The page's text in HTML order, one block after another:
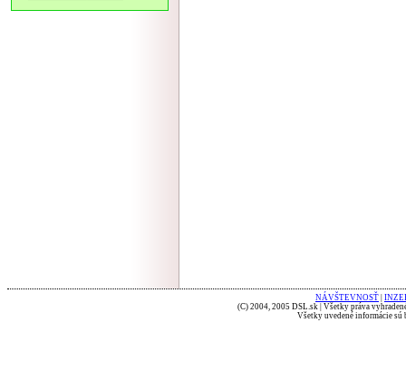
NÁVŠTEVNOSŤ
(C) 2004, 2005 DSL.sk | Všetky práva
Všetky uvedené informácie sú